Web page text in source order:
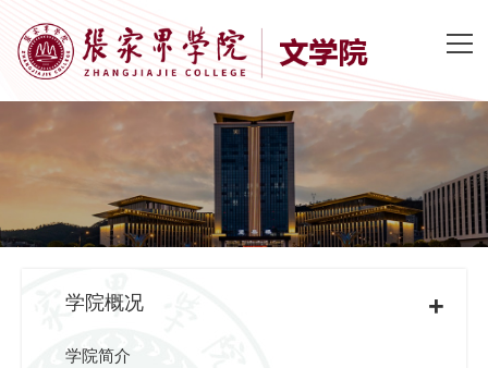
学院概况 +
学院简介